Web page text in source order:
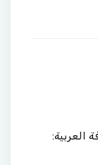
العربية: